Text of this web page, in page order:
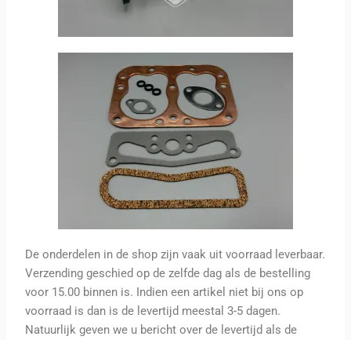
De onderdelen in de shop zijn vaak uit voorraad leverbaar.
Verzending geschied op de zelfde dag als de bestelling
voor 15.00 binnen is. Indien een artikel niet bij ons op
voorraad is dan is de levertijd meestal 3-5 dagen.
Natuurlijk geven we u bericht over de levertijd als de